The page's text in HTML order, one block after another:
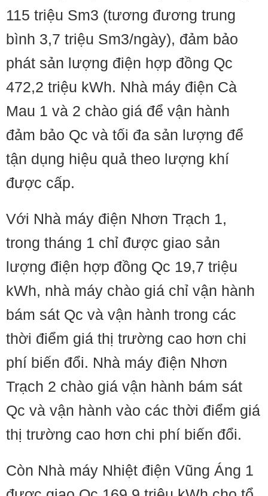
115 triệu Sm3 (tương đương trung
bình 3,7 triệu Sm3/ngày), đảm bảo
phát sản lượng điện hợp đồng Qc
472,2 triệu kWh. Nhà máy điện Cà
Mau 1 và 2 chào giá để vận hành
đảm bảo Qc và tối đa sản lượng để
tận dụng hiệu quả theo lượng khí
được cấp.
Với Nhà máy điện Nhơn Trạch 1,
trong tháng 1 chỉ được giao sản
lượng điện hợp đồng Qc 19,7 triệu
kWh, nhà máy chào giá chỉ vận hành
bám sát Qc và vận hành trong các
thời điểm giá thị trường cao hơn chi
phí biến đổi. Nhà máy điện Nhơn
Trạch 2 chào giá vận hành bám sát
Qc và vận hành vào các thời điểm giá
thị trường cao hơn chi phí biến đổi.
Còn Nhà máy Nhiệt điện Vũng Áng 1